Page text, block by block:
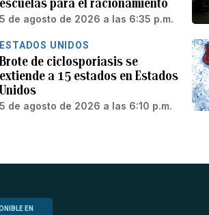
escuelas para el racionamiento
5 de agosto de 2026 a las 6:35 p.m.
ESTADOS UNIDOS
Brote de ciclosporiasis se
extiende a 15 estados en Estados
Unidos
5 de agosto de 2026 a las 6:10 p.m.
EN